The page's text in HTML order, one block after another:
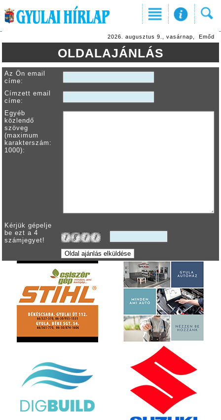
2026. augusztus 9., vasárnap, Emőd
OLDALAJÁNLÁS
Az Ön email
címe:
Címzett email
címe:
Egyéb
közlendő
szöveg
(maximum
karakterszám:
1000):
Kérjük gépelje
be ezt a 4
számjegyet!